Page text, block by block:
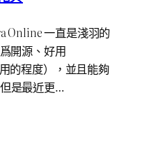
Online 一直是淺羽的
開源、好用
的程度），並且能夠
是最近更…